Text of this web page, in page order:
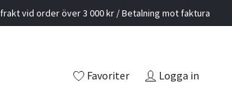
vid order över 3 000 kr / Betalning mot faktura
Favoriter Logga in